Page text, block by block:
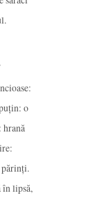
o
hrană
părinți.
în lipsă,